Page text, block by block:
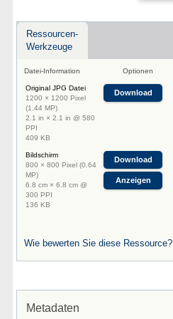
Ressourcen-
Werkzeuge
Datei-Information Optionen
Original JPG Datei
1200 × 1200 Pixel
(1.44 MP)
2.1 in × 2.1 in @ 580
PPI
409 KB
Download
Bildschirm
800 × 800 Pixel (0.64
MP)
6.8 cm × 6.8 cm @
300 PPI
136 KB
Download
Anzeigen
Wie bewerten Sie diese Ressource?
Metadaten